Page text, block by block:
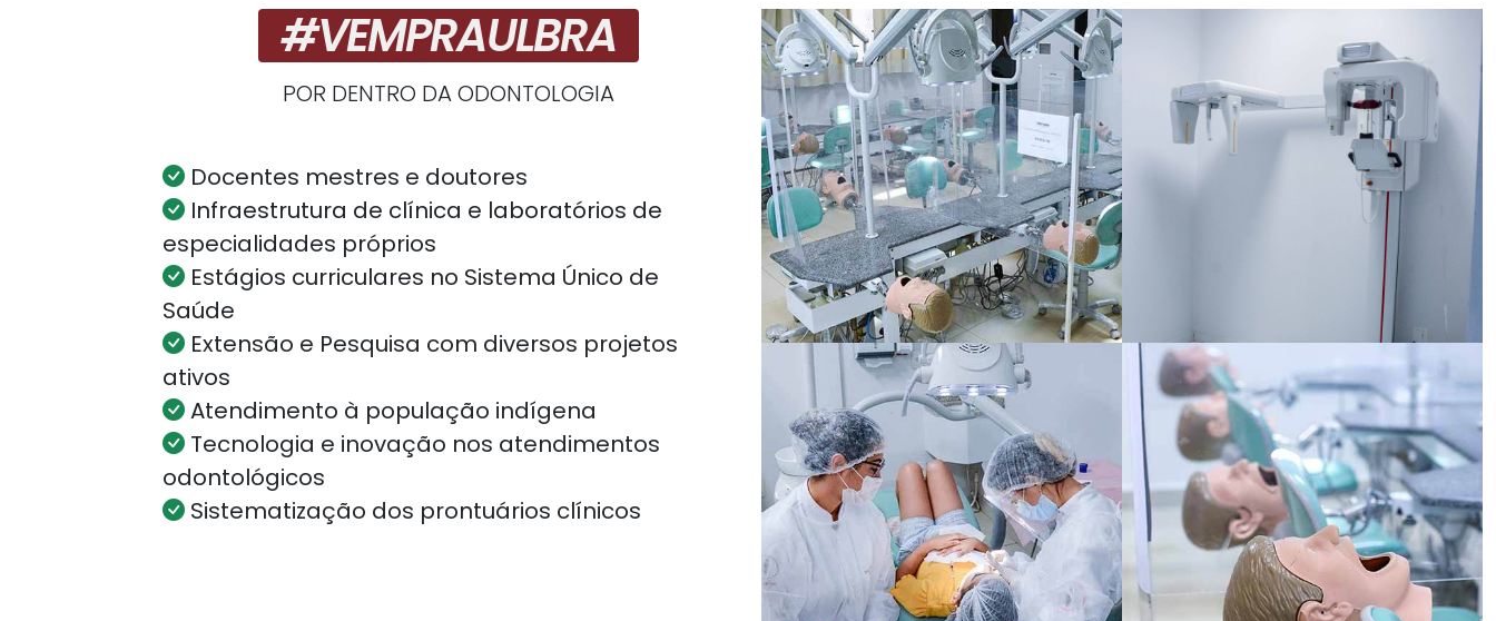
#VEMPRAULBRA
POR DENTRO DA ODONTOLOGIA
Docentes mestres e doutores
Infraestrutura de clínica e laboratórios de
especialidades próprios
Estágios curriculares no Sistema Único de
Saúde
Extensão e Pesquisa com diversos projetos
ativos
Atendimento à população indígena
Tecnologia e inovação nos atendimentos
odontológicos
Sistematização dos prontuários clínicos